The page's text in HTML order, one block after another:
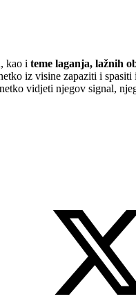
kao i teme laganja, lažnih
iz visine zapaziti i
vidjeti njegov signal,